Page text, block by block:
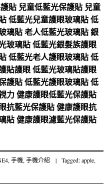
貼 兒童低藍光保護貼 兒童
低藍光兒童護眼玻璃貼低
璃貼老人低藍光玻璃貼銀
玻璃貼低藍光銀髮族護眼
低藍光老人護眼玻璃貼低
貼護眼低藍光玻璃貼護眼
護貼低藍光護眼玻璃貼低
力健康護眼低藍光保護貼
抗藍光保護貼健康護眼抗
貼健康護眼濾藍光保護貼
,手機,手機介紹 | Tagged:apple,